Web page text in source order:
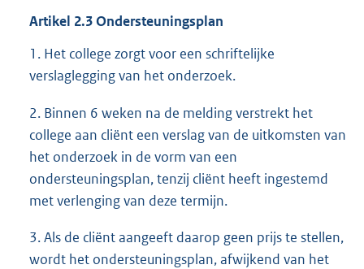
Artikel 2.3Ondersteuningsplan
1. Het college zorgt voor een schriftelijke
verslaglegging van het onderzoek.
2. Binnen 6 weken na de melding verstrekt het
college aan cliënt een verslag van de uitkomsten van
het onderzoek in de vorm van een
ondersteuningsplan, tenzij cliënt heeft ingestemd
met verlenging van deze termijn.
3. Als de cliënt aangeeft daarop geen prijs te stellen,
wordt het ondersteuningsplan, afwijkend van het